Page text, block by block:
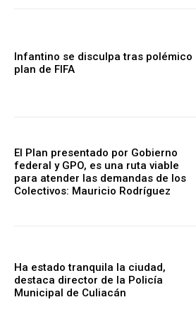
Infantino se disculpa tras polémico
plan de FIFA
El Plan presentado por Gobierno
federal y GPO, es una ruta viable
para atender las demandas de los
Colectivos: Mauricio Rodríguez
Ha estado tranquila la ciudad,
destaca director de la Policía
Municipal de Culiacán